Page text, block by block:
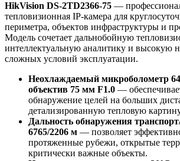
HikVision DS-2TD2366-75 —
тепловизионная IP-камера для
периметра, объектов инфраструктуры и
Модель сочетает дальнобойную
интеллектуальную аналитику и высокую
сложных условий эксплуатации.
Неохлаждаемый микроболометр
объектив 75 мм F1.0 —
обнаружение целей на больших
детализированную тепловую
Дальность обнаружения
6765/2206 м — позволяет
протяженные рубежи, открытые
критически важные объекты.